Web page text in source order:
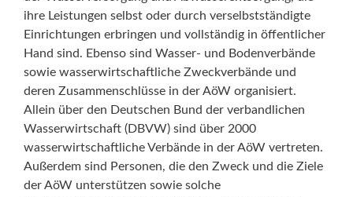
ihre Leistungen selbst oder durch verselbstständigte
Einrichtungen erbringen und vollständig in öffentlicher
Hand sind. Ebenso sind Wasser- und Bodenverbände
sowie wasserwirtschaftliche Zweckverbände und
deren Zusammenschlüsse in der AöW organisiert.
Allein über den Deutschen Bund der verbandlichen
Wasserwirtschaft (DBVW) sind über 2000
wasserwirtschaftliche Verbände in der AöW vertreten.
Außerdem sind Personen, die den Zweck und die Ziele
der AöW unterstützen sowie solche